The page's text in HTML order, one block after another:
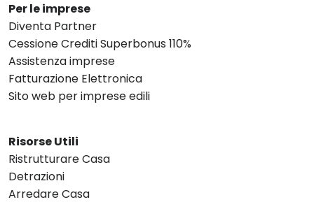
Per le imprese
Diventa Partner
Cessione Crediti Superbonus 110%
Assistenza imprese
Fatturazione Elettronica
Sito web per imprese edili
Risorse Utili
Ristrutturare Casa
Detrazioni
Arredare Casa